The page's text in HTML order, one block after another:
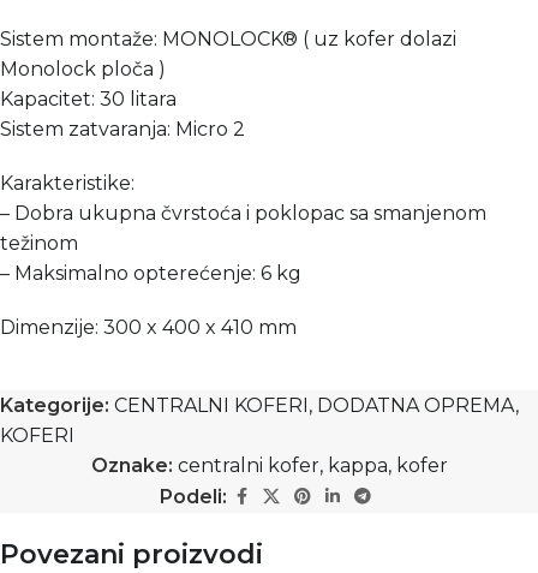
Sistem montaže: MONOLOCK® ( uz kofer dolazi
Monolock ploča )
Kapacitet: 30 litara
Sistem zatvaranja: Micro 2
Karakteristike:
– Dobra ukupna čvrstoća i poklopac sa smanjenom
težinom
– Maksimalno opterećenje: 6 kg
Dimenzije: 300 x 400 x 410 mm
Kategorije: CENTRALNI KOFERI , DODATNA OPREMA,
KOFERI
Oznake: centralni kofer, kappa, kofer
Podeli:
Povezani proizvodi